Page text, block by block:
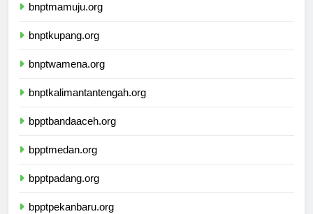
bnptmamuju.org
bnptkupang.org
bnptwamena.org
bnptkalimantantengah.org
bpptbandaaceh.org
bpptmedan.org
bpptpadang.org
bpptpekanbaru.org